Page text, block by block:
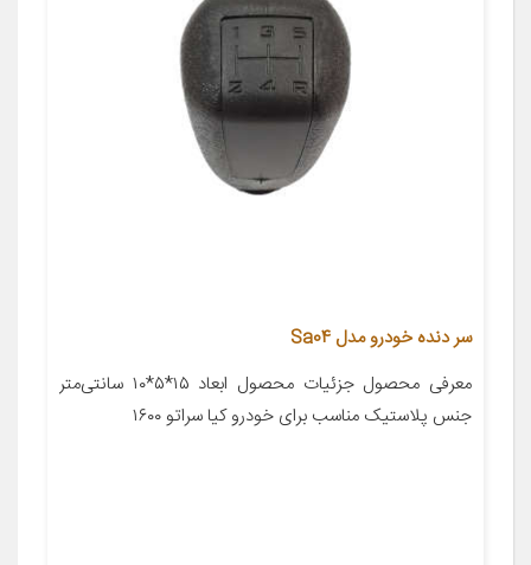
سر دنده خودرو مدل Sa04
معرفی محصول جزئیات محصول ابعاد ۱۵*۵*۱۰ سانتی‌متر
جنس پلاستیک مناسب برای خودرو کیا سراتو ۱۶۰۰